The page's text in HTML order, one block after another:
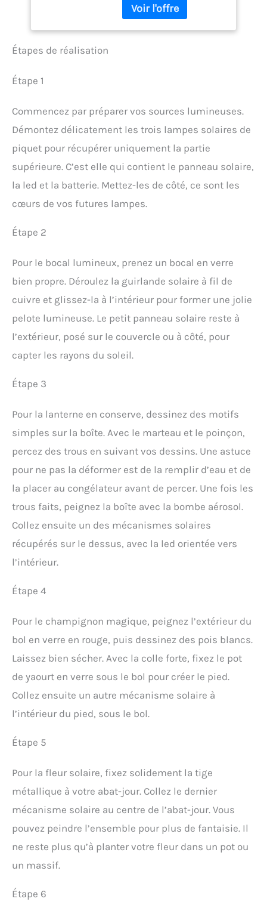
pinceau, finition bleue
pinceau Polyvalent :
s’utilise avec presque tous
les types de peinture,
notamment la peinture
acrylique, l’aquarelle,
l’huile, la peinture cel-vinyl
et la gouache Dimensions
Étapes de réalisation
Étape 1
Commencez par préparer vos sources lumineuses.
Démontez délicatement les trois lampes solaires de
piquet pour récupérer uniquement la partie
supérieure. C’est elle qui contient le panneau solaire,
la led et la batterie. Mettez-les de côté, ce sont les
cœurs de vos futures lampes.
Étape 2
Pour le bocal lumineux, prenez un bocal en verre
bien propre. Déroulez la guirlande solaire à fil de
cuivre et glissez-la à l’intérieur pour former une jolie
pelote lumineuse. Le petit panneau solaire reste à
l’extérieur, posé sur le couvercle ou à côté, pour
capter les rayons du soleil.
Étape 3
Pour la lanterne en conserve, dessinez des motifs
simples sur la boîte. Avec le marteau et le poinçon,
percez des trous en suivant vos dessins. Une astuce
pour ne pas la déformer est de la remplir d’eau et de
la placer au congélateur avant de percer. Une fois les
trous faits, peignez la boîte avec la bombe aérosol.
Collez ensuite un des mécanismes solaires
récupérés sur le dessus, avec la led orientée vers
l’intérieur.
Étape 4
Pour le champignon magique, peignez l’extérieur du
bol en verre en rouge, puis dessinez des pois blancs.
Laissez bien sécher. Avec la colle forte, fixez le pot
de yaourt en verre sous le bol pour créer le pied.
Collez ensuite un autre mécanisme solaire à
l’intérieur du pied, sous le bol.
Étape 5
Pour la fleur solaire, fixez solidement la tige
métallique à votre abat-jour. Collez le dernier
mécanisme solaire au centre de l’abat-jour. Vous
pouvez peindre l’ensemble pour plus de fantaisie. Il
ne reste plus qu’à planter votre fleur dans un pot ou
un massif.
Étape 6